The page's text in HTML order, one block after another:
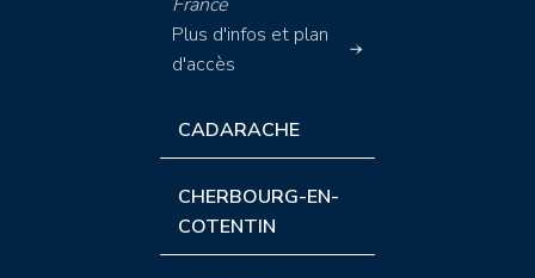
Plus d'infos et plan
d'accès
CADARACHE
CHERBOURG-EN-
COTENTIN